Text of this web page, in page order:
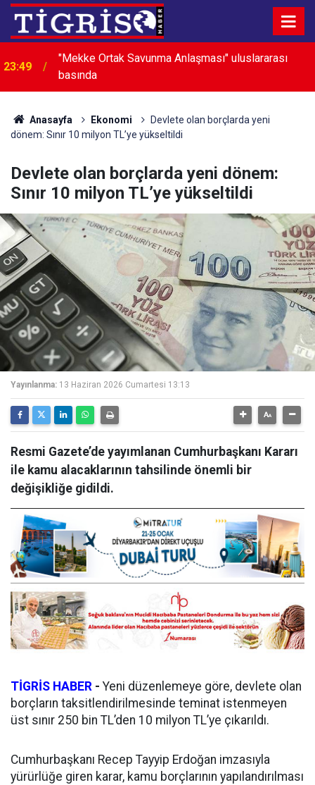
23:49
"Mekke Ortak Savunma Anlaşması" uluslararası
basında
23:03 Avcılar Belediyesi soruşturması: 12 kişi tutuklandı
Anasayfa Ekonomi
Devlete olan borçlarda yeni
dönem: Sınır 10 milyon TL’ye yükseltildi
Devlete olan borçlarda yeni dönem:
Sınır 10 milyon TL’ye yükseltildi
Yayınlanma: 13 Haziran 2026 Cumartesi 13:13
Resmi Gazete’de yayımlanan Cumhurbaşkanı Kararı
ile kamu alacaklarının tahsilinde önemli bir
değişikliğe gidildi.
TİGRİS HABER - Yeni düzenlemeye göre, devlete olan
borçların taksitlendirilmesinde teminat istenmeyen
üst sınır 250 bin TL’den 10 milyon TL’ye çıkarıldı.
Cumhurbaşkanı Recep Tayyip Erdoğan imzasıyla
yürürlüğe giren karar, kamu borçlarının yapılandırılması